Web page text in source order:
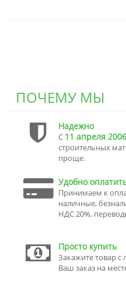
ПОЧЕМУ МЫ
Надежно
С 11 апреля
строительных
проще.
Удобно
Принимаем к
наличные,
НДС 20%,
Просто купить
Закажите товар с
Ваш заказ на